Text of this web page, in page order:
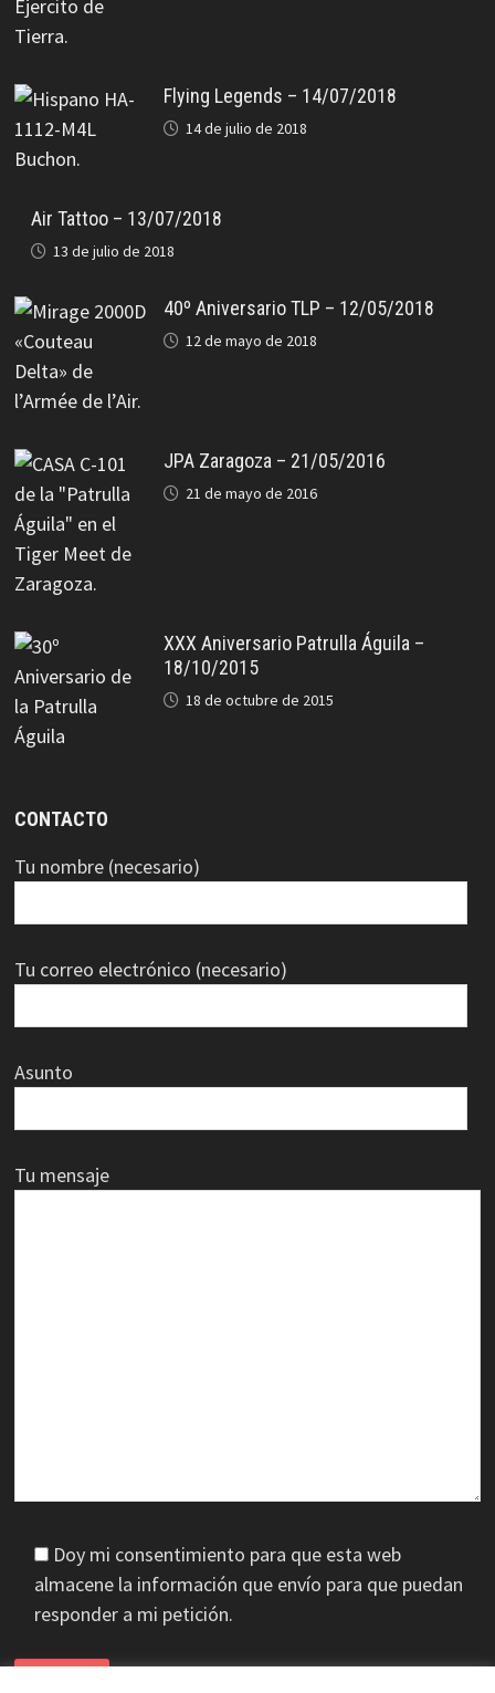
Flying Legends – 14/07/2018
14 de julio de 2018
Air Tattoo – 13/07/2018
13 de julio de 2018
40º Aniversario TLP – 12/05/2018
12 de mayo de 2018
JPA Zaragoza – 21/05/2016
21 de mayo de 2016
XXX Aniversario Patrulla Águila –
18/10/2015
18 de octubre de 2015
CONTACTO
Tu nombre (necesario)
Tu correo electrónico (necesario)
Asunto
Tu mensaje
Doy mi consentimiento para que esta web
almacene la información que envío para que puedan
responder a mi petición.